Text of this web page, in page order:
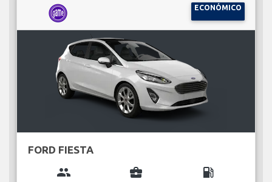
ECONÓMICO
FORD FIESTA
group business_center local_gas_station